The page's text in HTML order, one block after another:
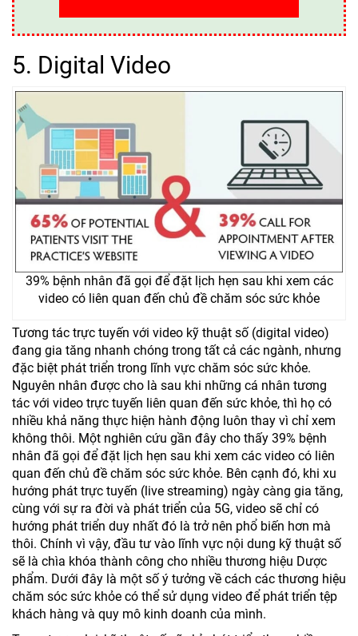
5. Digital Video
39% bệnh nhân đã gọi để đặt lịch hẹn sau khi xem các
video có liên quan đến chủ đề chăm sóc sức khỏe
Tương tác trực tuyến với video kỹ thuật số (digital video)
đang gia tăng nhanh chóng trong tất cả các ngành, nhưng
đặc biệt phát triển trong lĩnh vực chăm sóc sức khỏe.
Nguyên nhân được cho là sau khi những cá nhân tương
tác với video trực tuyến liên quan đến sức khỏe, thì họ có
nhiều khả năng thực hiện hành động luôn thay vì chỉ xem
không thôi. Một nghiên cứu gần đây cho thấy 39% bệnh
nhân đã gọi để đặt lịch hẹn sau khi xem các video có liên
quan đến chủ đề chăm sóc sức khỏe. Bên cạnh đó, khi xu
hướng phát trực tuyến (live streaming) ngày càng gia tăng,
cùng với sự ra đời và phát triển của 5G, video sẽ chỉ có
hướng phát triển duy nhất đó là trở nên phổ biến hơn mà
thôi. Chính vì vậy, đầu tư vào lĩnh vực nội dung kỹ thuật số
sẽ là chìa khóa thành công cho nhiều thương hiệu Dược
phẩm. Dưới đây là một số ý tưởng về cách các thương hiệu
chăm sóc sức khỏe có thể sử dụng video để phát triển tệp
khách hàng và quy mô kinh doanh của mình.